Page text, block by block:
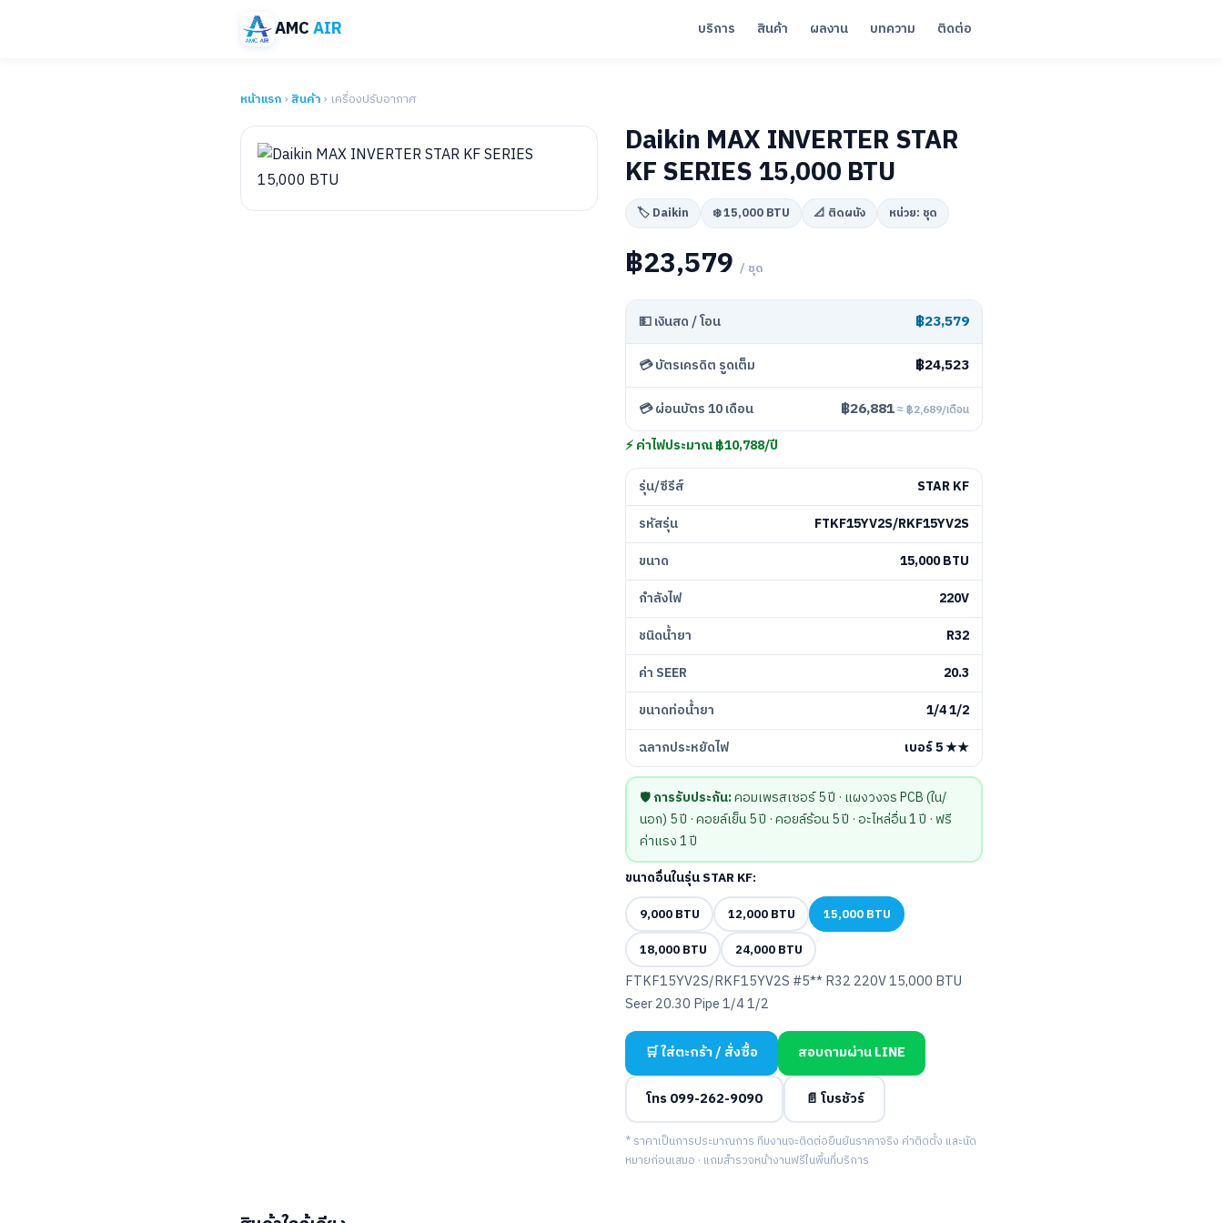
AMCAIR บริการ สินค้า ผลงาน บทความ ติดต่อ
หน้าแรก› สินค้า› เครื่องปรับอากาศ
Daikin MAX INVERTER STAR
KF SERIES 15,000 BTU
🏷️ Daikin ❄️ 15,000 BTU 📐 ติดผนัง หน่วย: ชุด
฿23,579 / ชุด
💵 เงินสด / โอน ฿23,579
💳 บัตรเครดิต รูดเต็ม ฿24,523
💳 ผ่อนบัตร 10 เดือน ฿26,881≈ ฿2,689/เดือน
⚡ ค่าไฟประมาณ ฿10,788/ปี
รุ่น/ซีรีส์
STAR KF
รหัสรุ่น
FTKF15YV2S/RKF15YV2S
ขนาด
15,000 BTU
กำลังไฟ
220V
ชนิดน้ำยา
R32
ค่า SEER
20.3
ขนาดท่อน้ำยา
1/4 1/2
ฉลากประหยัดไฟ
เบอร์ 5 ★★
🛡️การรับประกัน:คอมเพรสเซอร์ 5 ปี · แผงวงจร PCB (ใน/
นอก) 5 ปี · คอยล์เย็น 5 ปี · คอยล์ร้อน 5 ปี · อะไหล่อื่น 1 ปี · ฟรี
ค่าแรง 1 ปี
ขนาดอื่นในรุ่น STAR KF:
9,000 BTU
12,000 BTU
15,000 BTU
18,000 BTU
24,000 BTU
FTKF15YV2S/RKF15YV2S #5** R32 220V 15,000 BTU
Seer 20.30 Pipe 1/4 1/2
🛒 ใส่ตะกร้า / สั่งซื้อ สอบถามผ่าน LINE
โทร 099-262-9090 📄 โบรชัวร์
* ราคาเป็นการประมาณการ ทีมงานจะติดต่อยืนยันราคาจริง ค่าติดตั้ง และนัด
หมายก่อนเสมอ · แถมสำรวจหน้างานฟรีในพื้นที่บริการ